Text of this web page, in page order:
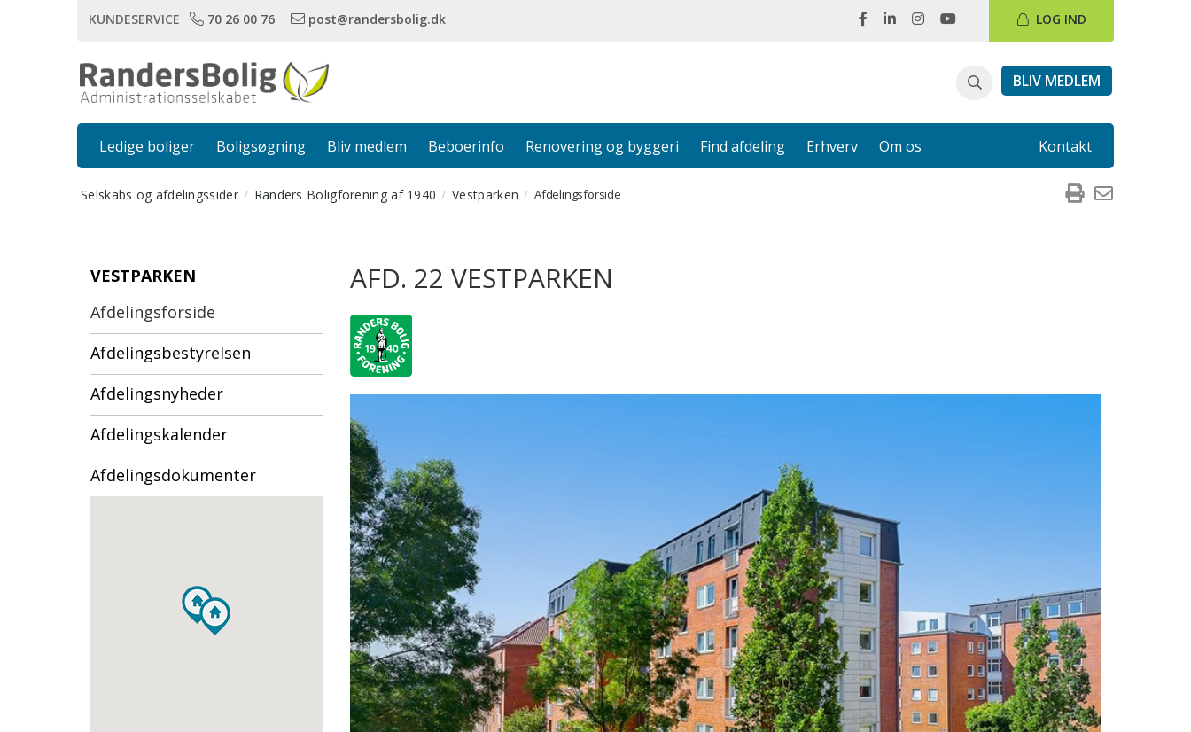
KUNDESERVICE 70 26 00 76 post@randersbolig.dk LOG IND
BLIV MEDLEM
Ledige boliger Boligsøgning Bliv medlem Beboerinfo Renovering og byggeri Find afdeling Erhverv Om os Kontakt
Selskabs og afdelingssider Randers Boligforening af 1940 Vestparken Afdelingsforside
VESTPARKEN
Afdelingsforside
Afdelingsbestyrelsen
Afdelingsnyheder
Afdelingskalender
Afdelingsdokumenter
AFD. 22 VESTPARKEN